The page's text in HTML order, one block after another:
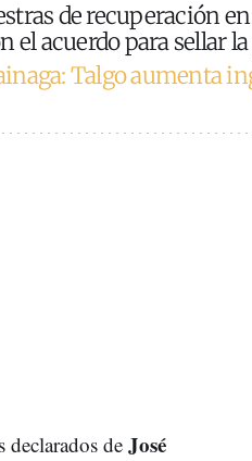
de recuperación
el acuerdo para sellar
Talgo aumenta
declarados deJosé